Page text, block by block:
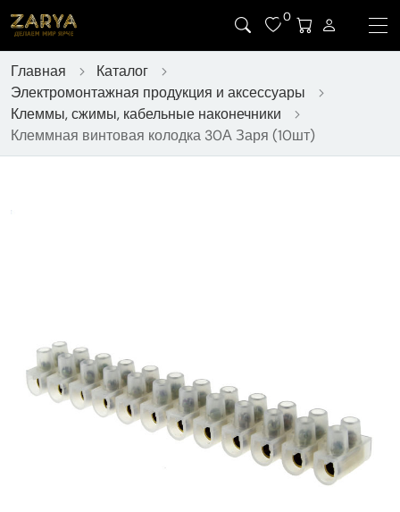
0
Главная
Каталог
Электромонтажная продукция и аксессуары
Клеммы, сжимы, кабельные наконечники
Клеммная винтовая колодка 30А Заря (10шт)